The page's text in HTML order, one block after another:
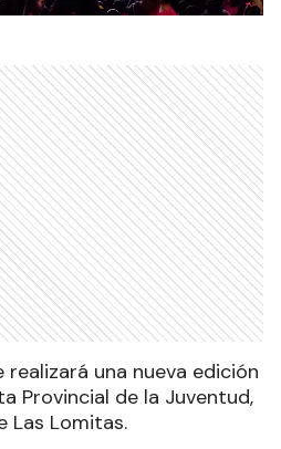
realizará una nueva edición
Provincial de la Juventud,
Las Lomitas.